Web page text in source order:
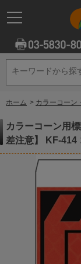
キーワードから探
キーワードから探
ホーム > カラーコーン
カラーコーン用
差注意】 KF-414